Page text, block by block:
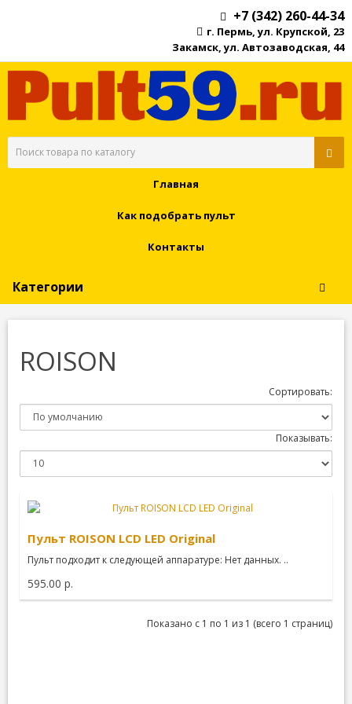
+7 (342) 260-44-34
г. Пермь, ул. Крупской, 23
Закамск, ул. Автозаводская, 44
Главная
Как подобрать пульт
Контакты
Категории
ROISON
Сортировать:
Показывать:
Пульт ROISON LCD LED Original
Пульт подходит к следующей аппаратуре: Нет данных. ..
595.00 р.
Показано с 1 по 1 из 1 (всего 1 страниц)